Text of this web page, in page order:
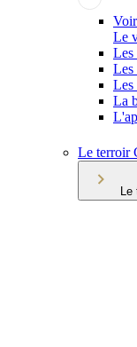
Le
Les
Les
Les
La
Le terroir